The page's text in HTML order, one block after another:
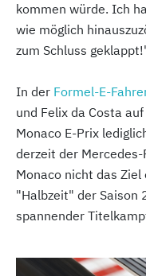
kommen würde. Ich
wie möglich
zum Schluss
In der Formel-E-
und Felix da Costa
Monaco E-Prix
derzeit der
Monaco nicht das
"Halbzeit" der Saison
spannender